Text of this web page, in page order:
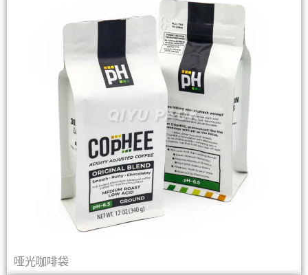
哑光咖啡袋